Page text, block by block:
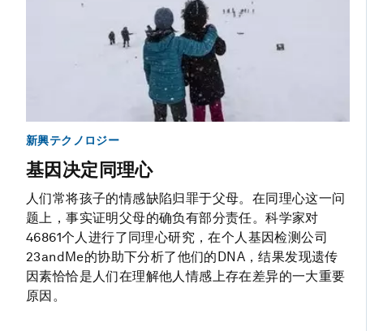
新興テクノロジー
基因决定同理心
人们常将孩子的情感缺陷归罪于父母。在同理心这一问
题上，事实证明父母的确负有部分责任。科学家对
46861个人进行了同理心研究，在个人基因检测公司
23andMe的协助下分析了他们的DNA，结果发现遗传
因素恰恰是人们在理解他人情感上存在差异的一大重要
原因。